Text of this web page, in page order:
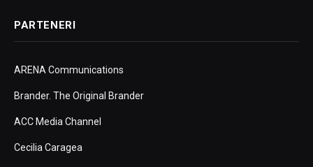
PARTENERI
ARENA Communications
Brander. The Original Brander
ACC Media Channel
Cecilia Caragea